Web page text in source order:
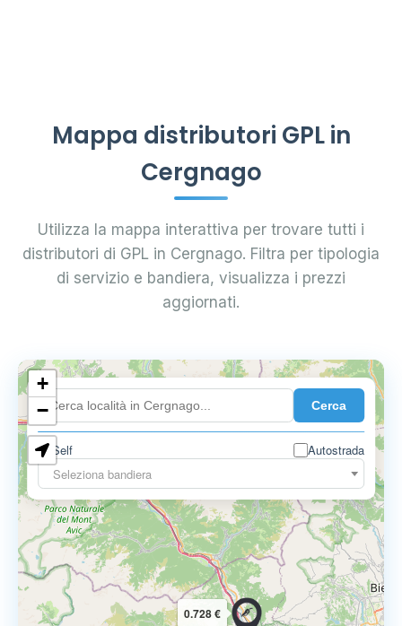
Mappa distributori GPL in
Cergnago
Utilizza la mappa interattiva per trovare tutti i
distributori di GPL in Cergnago. Filtra per tipologia
di servizio e bandiera, visualizza i prezzi
aggiornati.
Cerca
Self
Autostrada
Seleziona bandiera
0.728 €
0.899 €
+
−